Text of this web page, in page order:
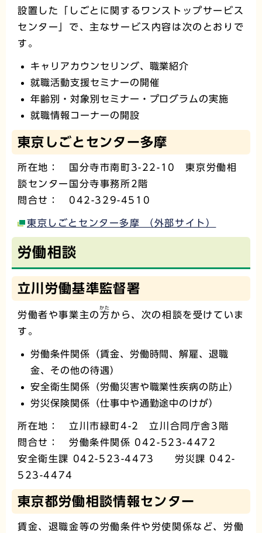
設置した「しごとに関するワンストップサービス
センター」で、主なサービス内容は次のとおりで
す。
キャリアカウンセリング、職業紹介
就職活動支援セミナーの開催
年齢別・対象別セミナー・プログラムの実施
就職情報コーナーの開設
東京しごとセンター多摩
所在地： 国分寺市南町3-22-10 東京労働相
談センター国分寺事務所2階
問合せ： 042-329-4510
東京しごとセンター多摩 （外部サイト）
労働相談
立川労働基準監督署
労働者や事業主の方
かた
から、次の相談を受けていま
す。
労働条件関係（賃金、労働時間、解雇、退職
金、その他の待遇）
安全衛生関係（労働災害や職業性疾病の防止）
労災保険関係（仕事中や通勤途中のけが）
所在地： 立川市緑町4-2 立川合同庁舎3階
問合せ： 労働条件関係 042-523-4472
安全衛生課 042-523-4473 労災課 042-
523-4474
東京都労働相談情報センター
賃金、退職金等の労働条件や労使関係など、労働